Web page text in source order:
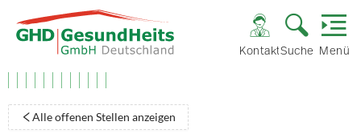
KontaktSuche Menü
Alle offenen Stellen anzeigen